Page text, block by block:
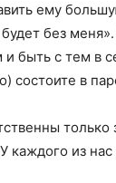
ему
будет без
быть с тем в
состоите в
только
каждого из